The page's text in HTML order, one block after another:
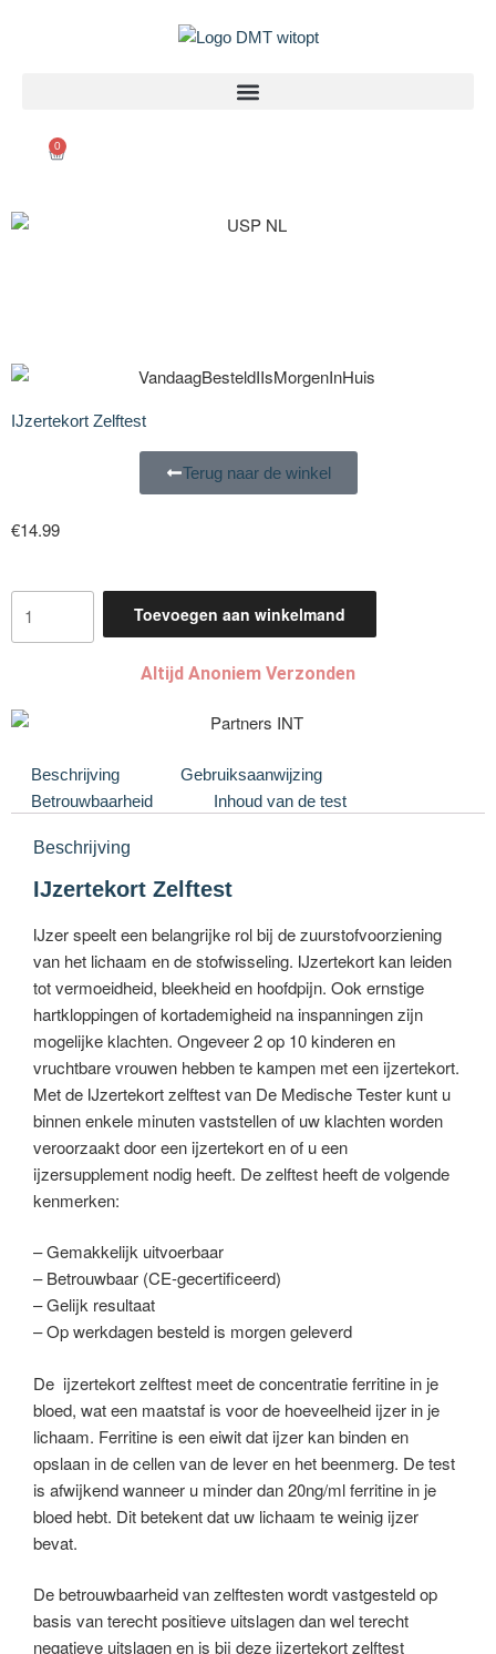
0
IJzertekort Zelftest
Terug naar de winkel
€14.99
Toevoegen aan winkelmand
Altijd Anoniem Verzonden
Beschrijving
Gebruiksaanwijzing
Betrouwbaarheid
Inhoud van de test
Beschrijving
IJzertekort Zelftest
IJzer speelt een belangrijke rol bij de zuurstofvoorziening
van het lichaam en de stofwisseling. IJzertekort kan leiden
tot vermoeidheid, bleekheid en hoofdpijn. Ook ernstige
hartkloppingen of kortademigheid na inspanningen zijn
mogelijke klachten. Ongeveer 2 op 10 kinderen en
vruchtbare vrouwen hebben te kampen met een ijzertekort.
Met de IJzertekort zelftest van De Medische Tester kunt u
binnen enkele minuten vaststellen of uw klachten worden
veroorzaakt door een ijzertekort en of u een
ijzersupplement nodig heeft. De zelftest heeft de volgende
kenmerken:
– Gemakkelijk uitvoerbaar
– Betrouwbaar (CE-gecertificeerd)
– Gelijk resultaat
– Op werkdagen besteld is morgen geleverd
De ijzertekort zelftest meet de concentratie ferritine in je
bloed, wat een maatstaf is voor de hoeveelheid ijzer in je
lichaam. Ferritine is een eiwit dat ijzer kan binden en
opslaan in de cellen van de lever en het beenmerg. De test
is afwijkend wanneer u minder dan 20ng/ml ferritine in je
bloed hebt. Dit betekent dat uw lichaam te weinig ijzer
bevat.
De betrouwbaarheid van zelftesten wordt vastgesteld op
basis van terecht positieve uitslagen dan wel terecht
negatieve uitslagen en is bij deze ijzertekort zelftest